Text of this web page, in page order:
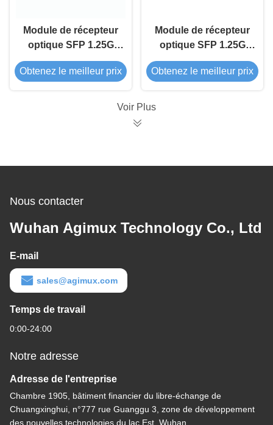
Module de récepteur
optique SFP 1.25G
DWDM 80Km
Obtenez le meilleur prix
Module de récepteur
optique SFP 1.25G
1550nm 80Km
Obtenez le meilleur prix
Voir Plus
Nous contacter
Wuhan Agimux Technology Co., Ltd
E-mail
sales@agimux.com
Temps de travail
0:00-24:00
Notre adresse
Adresse de l'entreprise
Chambre 1905, bâtiment financier du libre-échange de
Chuangxinghui, n°777 rue Guanggu 3, zone de développement
des nouvelles technologies du lac Est, Wuhan